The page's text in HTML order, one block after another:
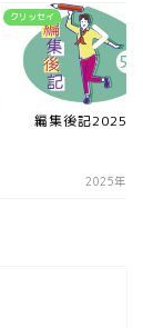
クリッセイ
編集後記2025.5
2025年5